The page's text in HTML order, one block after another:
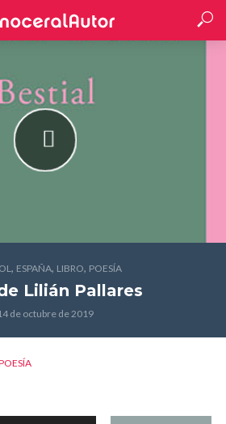
, ESPAÑA, LIBRO, POESÍA
Lilián Pallares
de octubre de 2019